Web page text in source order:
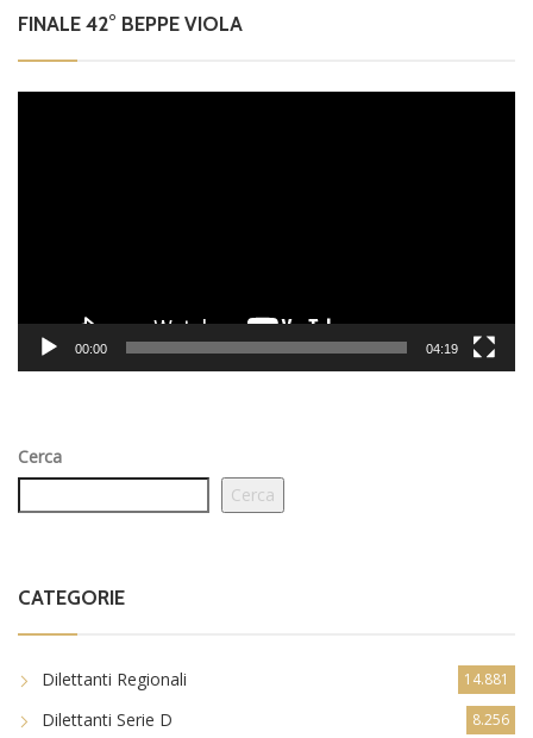
FINALE 42° BEPPE VIOLA
00:00 04:19
Cerca
Cerca
CATEGORIE
Dilettanti Regionali 14.881
Dilettanti Serie D 8.256